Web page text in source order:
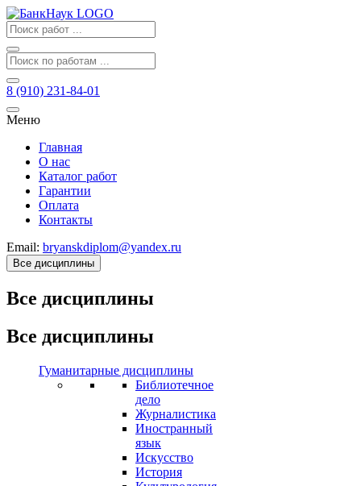
8 (910) 231-84-01
Меню
Главная
О нас
Каталог работ
Гарантии
Оплата
Контакты
Email: bryanskdiplom@yandex.ru
Все дисциплины
Все дисциплины
Все дисциплины
Гуманитарные дисциплины
Библиотечное
дело
Журналистика
Иностранный
язык
Искусство
История